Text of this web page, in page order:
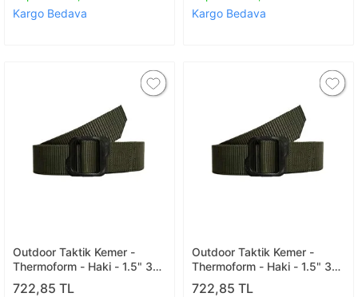
Kargo Bedava
Kargo Bedava
Outdoor Taktik Kemer -
Thermoform - Haki - 1.5" 38
Mm 130 Cm
722,85 TL
Outdoor Taktik Kemer -
Thermoform - Haki - 1.5" 38
Mm 120 Cm
722,85 TL